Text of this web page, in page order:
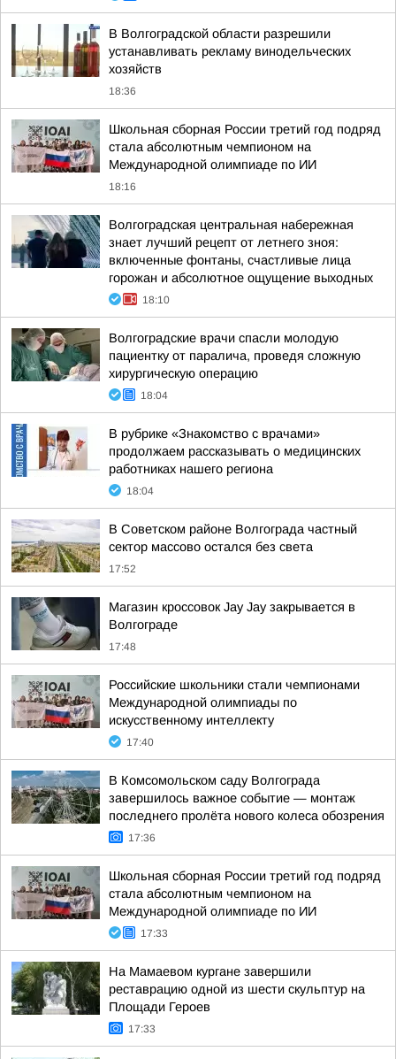
В Волгоградской области разрешили
устанавливать рекламу винодельческих
хозяйств
18:36
Школьная сборная России третий год подряд
стала абсолютным чемпионом на
Международной олимпиаде по ИИ
18:16
Волгоградская центральная набережная
знает лучший рецепт от летнего зноя:
включенные фонтаны, счастливые лица
горожан и абсолютное ощущение выходных
18:10
Волгоградские врачи спасли молодую
пациентку от паралича, проведя сложную
хирургическую операцию
18:04
В рубрике «Знакомство с врачами»
продолжаем рассказывать о медицинских
работниках нашего региона
18:04
В Советском районе Волгограда частный
сектор массово остался без света
17:52
Магазин кроссовок Jay Jay закрывается в
Волгограде
17:48
Российские школьники стали чемпионами
Международной олимпиады по
искусственному интеллекту
17:40
В Комсомольском саду Волгограда
завершилось важное событие — монтаж
последнего пролёта нового колеса обозрения
17:36
Школьная сборная России третий год подряд
стала абсолютным чемпионом на
Международной олимпиаде по ИИ
17:33
На Мамаевом кургане завершили
реставрацию одной из шести скульптур на
Площади Героев
17:33